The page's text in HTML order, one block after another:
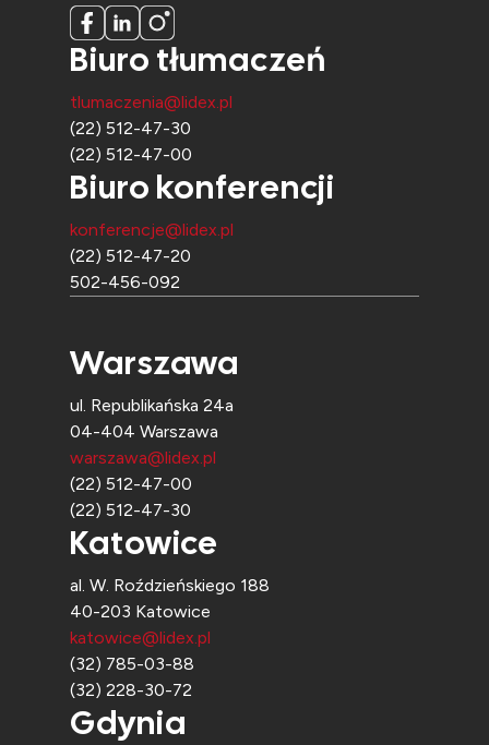
Biuro tłumaczeń
tlumaczenia@lidex.pl
(22) 512-47-30
(22) 512-47-00
Biuro konferencji
konferencje@lidex.pl
(22) 512-47-20
502-456-092
Warszawa
ul. Republikańska 24a
04-404 Warszawa
warszawa@lidex.pl
(22) 512-47-00
(22) 512-47-30
Katowice
al. W. Roździeńskiego 188
40-203 Katowice
katowice@lidex.pl
(32) 785-03-88
(32) 228-30-72
Gdynia